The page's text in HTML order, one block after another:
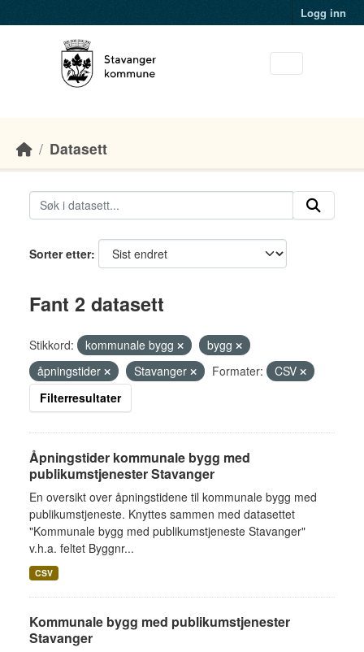
Logg inn
Datasett
Sorter etter
Fant 2 datasett
Stikkord: kommunale bygg
bygg
åpningstider
Stavanger Formater:
CSV
Filterresultater
Åpningstider kommunale bygg med
publikumstjenester Stavanger
En oversikt over åpningstidene til kommunale bygg med
publikumstjeneste. Knyttes sammen med datasettet
"Kommunale bygg med publikumstjeneste Stavanger"
v.h.a. feltet Byggnr...
CSV
Kommunale bygg med publikumstjenester
Stavanger